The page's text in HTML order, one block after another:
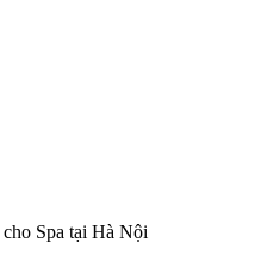
Spa tại Hà Nội